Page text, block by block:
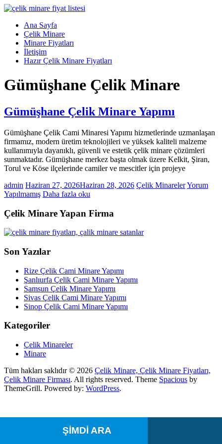
Skip
content
Çelik
Minare,
Çelik
Minare
Çelik
Minare
Minare,
Çelik
Minare
Modelleri
Menü
Ana Sayfa
Çelik Minare
Minare Fiyatları
İletişim
Hazır Çelik Minare Fiyatları
Gümüşhane Çelik Minare
Gümüşhane Çelik Minare Yapımı
Gümüşhane Çelik Cami Minaresi Yapımı hizmetlerinde uzmanlaşan
firmamız, modern üretim teknolojileri ve yüksek kaliteli malzeme
kullanımıyla dayanıklı, güvenli ve estetik çelik minare çözümleri
sunmaktadır. Gümüşhane merkez başta olmak üzere Kelkit, Şiran,
Torul ve Köse ilçelerinde camiler ve mescitler için projeye
admin Haziran 27, 2026Haziran 28, 2026 Çelik MinarelerYorum
Yapılmamış Daha fazla oku
Çelik Minare Yapan Firma
Son Yazılar
Rize Çelik Cami Minare Yapımı
Şanlıurfa Çelik Cami Minare Yapımı
Samsun Çelik Minare Yapımı
Sivas Çelik Cami Minare Yapımı
Sinop Çelik Cami Minare Yapımı
Kategoriler
Çelik Minareler
Minare
Tüm hakları saklıdır © 2026 Çelik Minare, Çelik Minare Fiyatları,
Çelik Minare Firması. All rights reserved. Theme Spacious by
ThemeGrill. Powered by: WordPress.
ŞİMDİ ARA